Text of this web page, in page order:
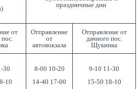
праздничные дни
от
пос.
Отправление
от
автовокзала
Отправление от
дачного пос.
Щукинка
30
10
8-00 10-20
14-40 17-00
9-10 11-30
15-50 18-10